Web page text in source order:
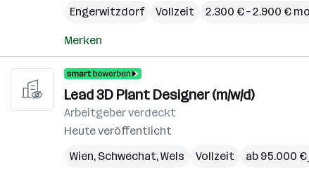
Engerwitzdorf
Vollzeit 2.300 € – 2.900 €
Merken
Lead 3D Plant Designer (m/w/d)
Arbeitgeber verdeckt
Heute veröffentlicht
Wien, Schwechat,Wels Vollzeit ab 95.000